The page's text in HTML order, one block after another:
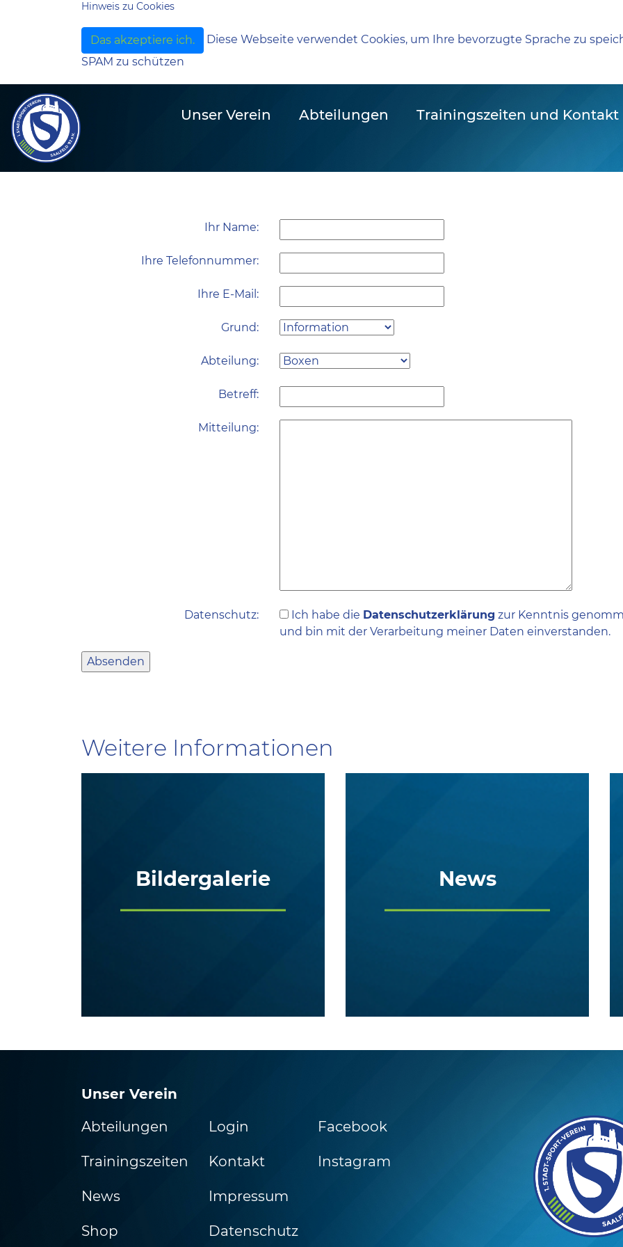
Hinweis zu Cookies
Das akzeptiere ich.
Diese Webseite verwendet Cookies, um Ihre bevorzugte Sprache zu
SPAM zu schützen
Unser Verein Abteilungen Trainingszeiten und Kontakt
Ihr Name:
Ihre Telefonnummer:
Ihre E-Mail:
Grund:
Abteilung:
Betreff:
Mitteilung:
Datenschutz: Ich habe die Datenschutzerklärung zur Kenntnis
und bin mit der Verarbeitung meiner Daten einverstanden.
Weitere Informationen
Bildergalerie News
Unser Verein
Abteilungen
Trainingszeiten
News
Shop
Login
Kontakt
Impressum
Datenschutz
Facebook
Instagram